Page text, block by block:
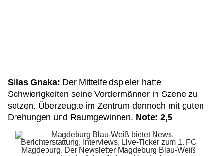
Silas Gnaka: Der Mittelfeldspieler hatte
Schwierigkeiten seine Vordermänner in Szene zu
setzen. Überzeugte im Zentrum dennoch mit guten
Drehungen und Raumgewinnen. Note: 2,5